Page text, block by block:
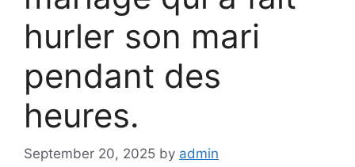
hurler son mari
pendant des
heures.
September 20, 2025 by admin